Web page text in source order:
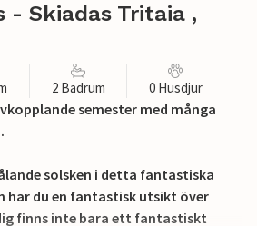
- Skiadas Tritaia ,
2 Badrum 0 Husdjur
semester med många
solsken i detta fantastiska
har du en fantastisk utsikt över
finns inte bara ett fantastiskt